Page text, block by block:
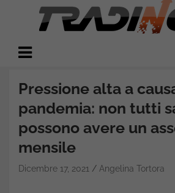
Trading.it
Pressione alta a
pandemia: non tutti
possono avere un
mensile
Dicembre 17, 2021 Angelina Tortora